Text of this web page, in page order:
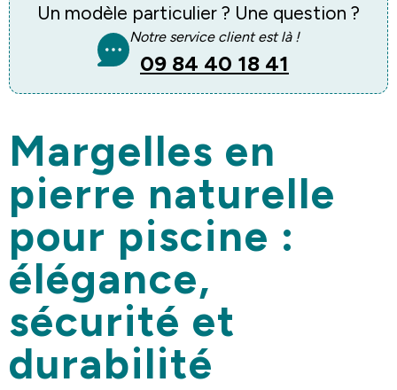
Un modèle particulier ? Une question ?
Notre service client est là !
09 84 40 18 41
Margelles en
pierre naturelle
pour piscine :
élégance,
sécurité et
durabilité